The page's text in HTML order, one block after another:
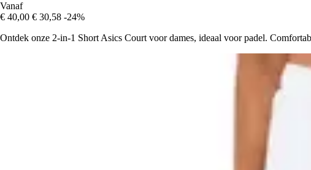
Vanaf
€ 40,00 € 30,58 -24%
Ontdek onze 2-in-1 Short Asics Court voor dames, ideaal voor padel.